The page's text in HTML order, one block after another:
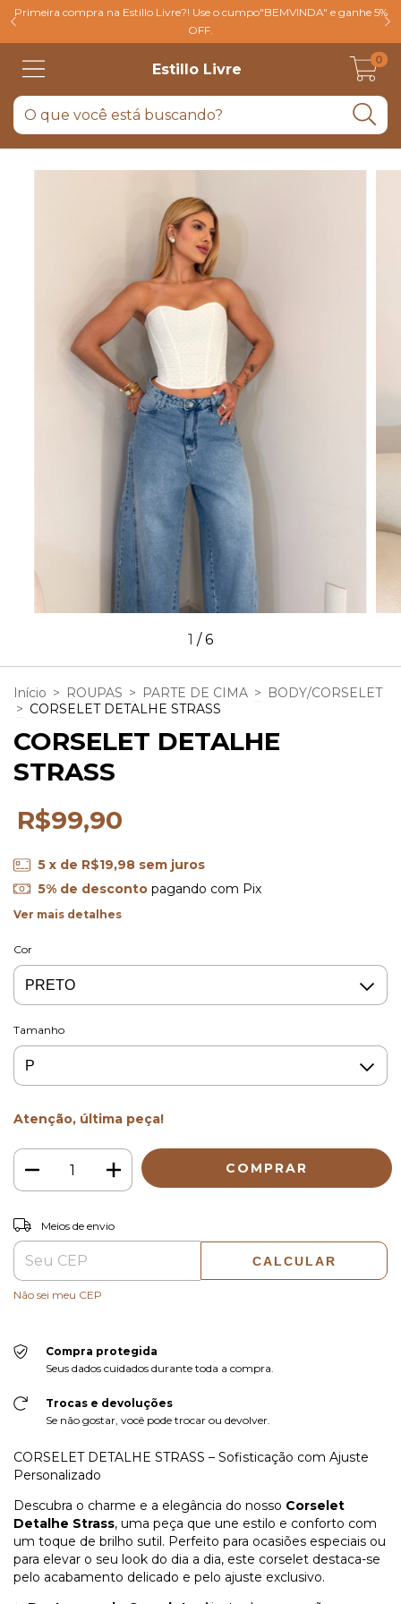
Primeira compra na Estillo Livre?! Use o cumpo"BEMVINDA" e ganhe 5%
OFF.
Estillo Livre
0
1 /6
Início > ROUPAS > PARTE DE CIMA > BODY/CORSELET
> CORSELET DETALHE STRASS
CORSELET DETALHE
STRASS
R$99,90
5 x de R$19,98 sem juros
5% de descontopagando com Pix
Ver mais detalhes
Cor
Tamanho
Atenção, última peça!
Entregas para o CEP:
Meios de envio
CALCULAR
Não sei meu CEP
Compra protegida
Seus dados cuidados durante toda a compra.
Trocas e devoluções
Se não gostar, você pode trocar ou devolver.
CORSELET DETALHE STRASS – Sofisticação com Ajuste
Personalizado
Descubra o charme e a elegância do nosso Corselet
Detalhe Strass, uma peça que une estilo e conforto com
um toque de brilho sutil. Perfeito para ocasiões especiais ou
para elevar o seu look do dia a dia, este corselet destaca-se
pelo acabamento delicado e pelo ajuste exclusivo.